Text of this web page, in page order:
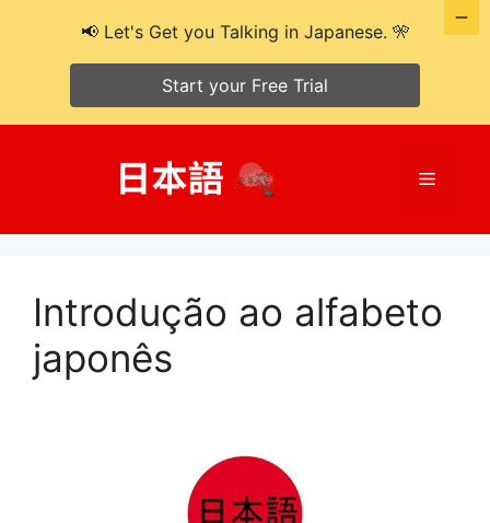
Introdução ao alfabeto
japonês
📢 Let's Get you Talking in Japanese. 🎌
Start your Free Trial